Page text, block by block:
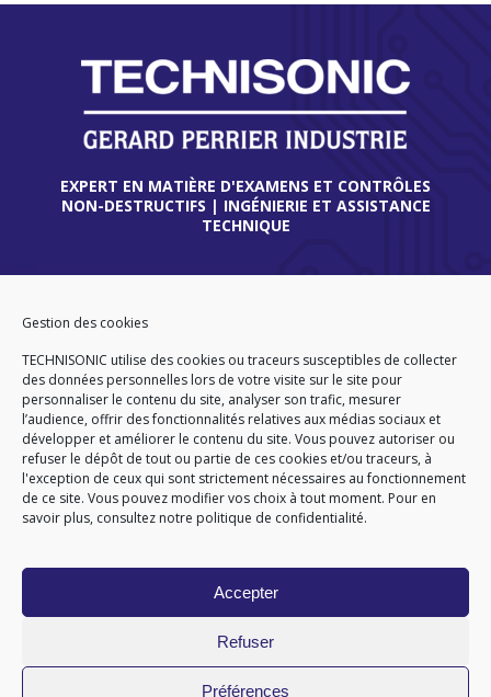
Gestion des cookies
TECHNISONIC utilise des cookies ou traceurs susceptibles de collecter
des données personnelles lors de votre visite sur le site pour
personnaliser le contenu du site, analyser son trafic, mesurer
l’audience, offrir des fonctionnalités relatives aux médias sociaux et
développer et améliorer le contenu du site. Vous pouvez autoriser ou
refuser le dépôt de tout ou partie de ces cookies et/ou traceurs, à
l'exception de ceux qui sont strictement nécessaires au fonctionnement
de ce site. Vous pouvez modifier vos choix à tout moment. Pour en
savoir plus, consultez notre politique de confidentialité.
Accepter
Refuser
Préférences
EXPERT EN MATIÈRE D'EXAMENS ET CONTRÔLES
NON-DESTRUCTIFS | INGÉNIERIE ET ASSISTANCE
TECHNIQUE
THIONVILLE
FRANCE
Tél. +33 (0)3 82 86 92 13
ACCUEIL CGA CGV
PLAN DU SITE
MENTIONS LÉGALES
DONNEES PERSONNELLES
GÉRARD PERRIER INDUSTRIE – TOUS DROITS RÉSERVÉS
Site réalisé par